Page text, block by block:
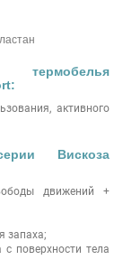
активного
Вискоза
движений +
запаха;
поверхности тела